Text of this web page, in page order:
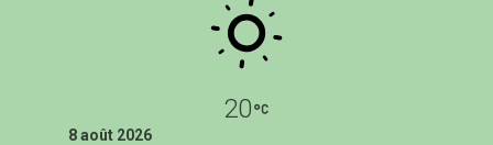
20
8 août 2026